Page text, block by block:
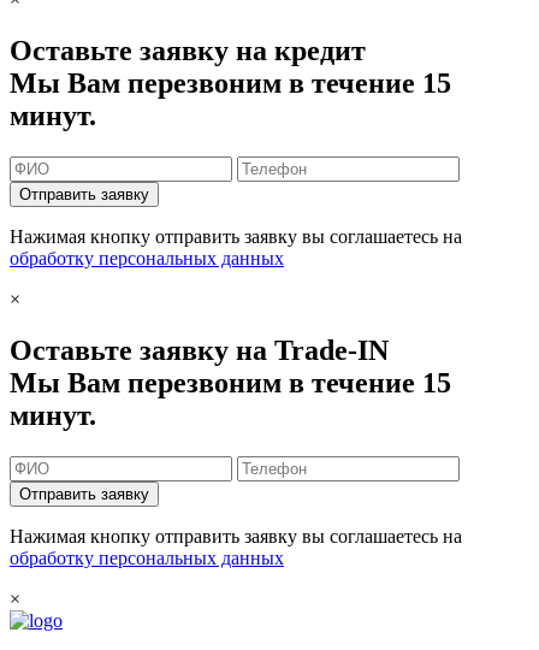
Оставьте заявку на кредит
Мы Вам перезвоним в течение 15
минут.
Отправить заявку
Нажимая кнопку отправить заявку вы соглашаетесь на
обработку персональных данных
×
Оставьте заявку на Trade-IN
Мы Вам перезвоним в течение 15
минут.
Отправить заявку
Нажимая кнопку отправить заявку вы соглашаетесь на
обработку персональных данных
×